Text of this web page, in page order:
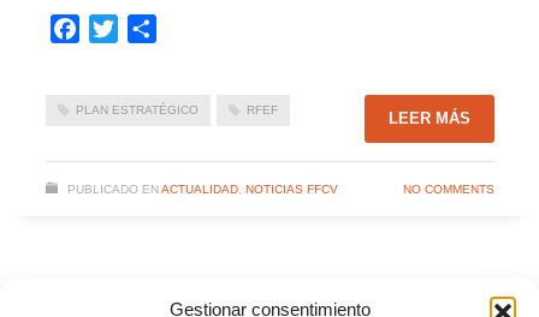
Gestionar consentimiento
Facebook
Twitter
PLAN ESTRATÉGICO RFEF LEER MÁS
PUBLICADO EN ACTUALIDAD, NOTICIAS FFCV NO COMMENTS
#Valenta se acerca a los clubes de Castellón